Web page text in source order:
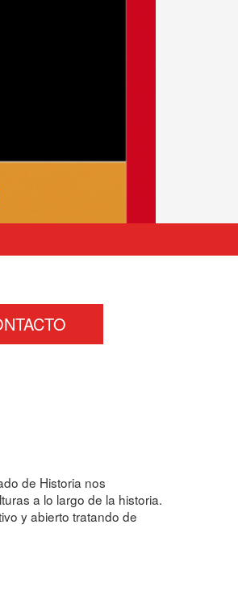
de Historia nos
a lo largo de la historia.
y abierto tratando de